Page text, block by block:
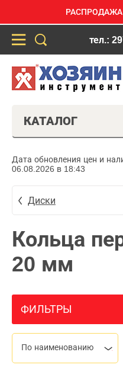
РАСПРОДАЖА
тел.:
КАТАЛОГ
Дата обновления цен и
06.08.2026 в 18:43
Диски
Кольца
20 мм
ФИЛЬТРЫ
По наименованию